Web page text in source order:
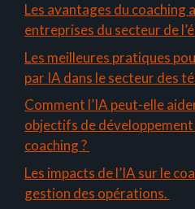
Les avantages du coaching
entreprises du secteur de
Les meilleures pratiques
par IA dans le secteur des
Comment l’IA peut-elle
objectifs de
coaching ?
Les impacts de l’IA sur le
gestion des opérations.